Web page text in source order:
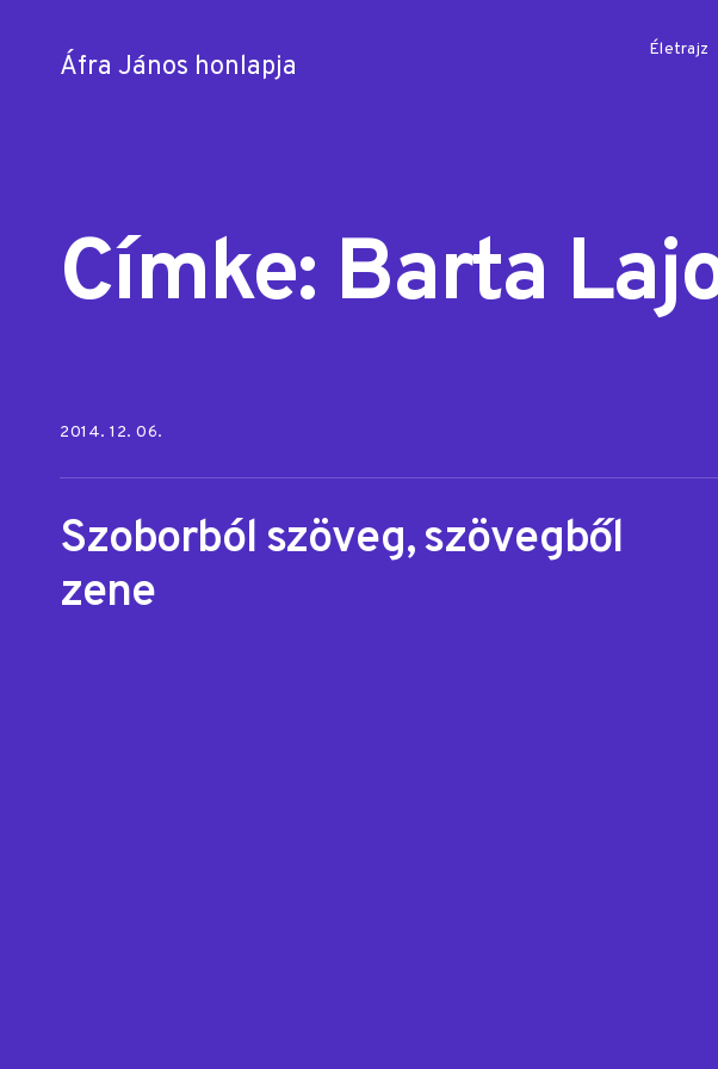
Áfra János honlapja
Életrajz
Címke: Barta
Posted on:
2014. 12. 06.
Szoborból szöveg, szövegből
zene